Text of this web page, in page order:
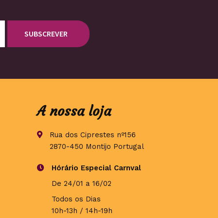
A nossa loja
Rua dos Ciprestes nº156
2870-450 Montijo Portugal
Hórário Especial Carnval
De 24/01 a 16/02
Todos os Dias
10h-13h / 14h-19h